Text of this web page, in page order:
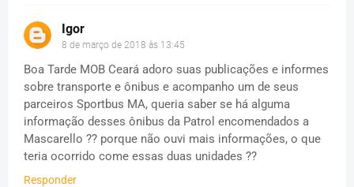
Igor
8 de março de 2018 às 13:45
Boa Tarde MOB Ceará adoro suas publicações e informes
sobre transporte e ônibus e acompanho um de seus
parceiros Sportbus MA, queria saber se há alguma
informação desses ônibus da Patrol encomendados a
Mascarello ?? porque não ouvi mais informações, o que
teria ocorrido come essas duas unidades ??
Responder